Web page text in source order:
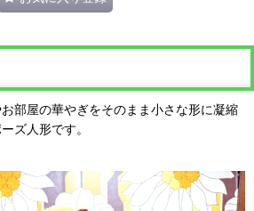
部屋の華やぎをそのまま小さな形に凝縮
ズ人形です。